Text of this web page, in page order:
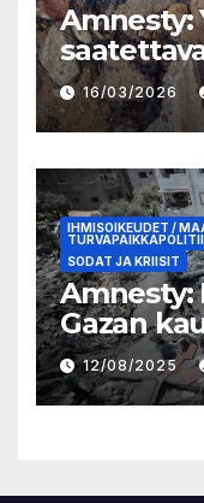
Amnesty:
lasta
16/03/2026
IHMISOIKEUDET /
SODAT JA KRIISIT
Amnesty:
Gazan
Suomen
12/08/2025